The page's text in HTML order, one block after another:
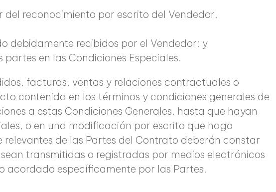
reconocimiento por escrito del Vendedor,
debidamente recibidos por el Vendedor; y
en las Condiciones Especiales.
facturas, ventas y relaciones contractuales o
contenida en los términos y condiciones generales de
a estas Condiciones Generales, hasta que hayan
o en una modificación por escrito que haga
de las Partes del Contrato deberán constar
transmitidas o registradas por medios electrónicos
acordado específicamente por las Partes.